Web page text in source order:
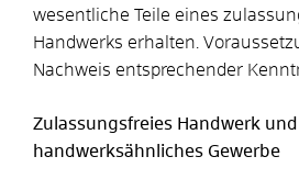
wesentliche Teile eines
Handwerks erhalten.
Nachweis entsprechender
Zulassungsfreies Handwerk und
handwerksähnliches Gewerbe